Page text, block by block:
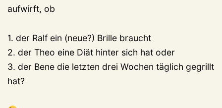
aufwirft, ob
1. der Ralf ein (neue?) Brille braucht
2. der Theo eine Diät hinter sich hat oder
3. der Bene die letzten drei Wochen täglich gegrillt
hat?